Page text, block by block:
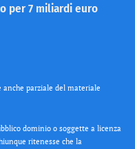
per 7 miliardi euro
parziale del materiale
dominio o soggette a licenza
ritenesse che la